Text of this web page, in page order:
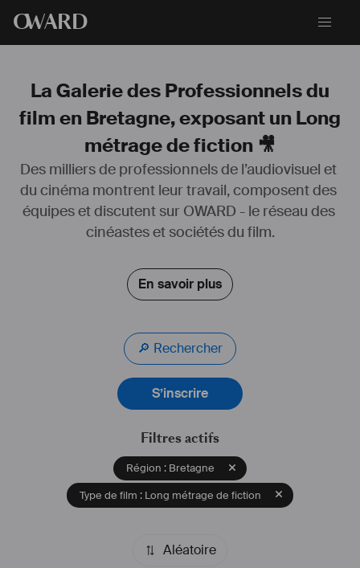
OWARD
La Galerie des Professionnels du
film en Bretagne, exposant un Long
métrage de fiction 🎥
Des milliers de professionnels de l’audiovisuel et
du cinéma montrent leur travail, composent des
équipes et discutent sur OWARD - le réseau des
cinéastes et sociétés du film.
En savoir plus
🔎 Rechercher
S’inscrire
Filtres actifs
Région : Bretagne
Type de film : Long métrage de fiction
Aléatoire